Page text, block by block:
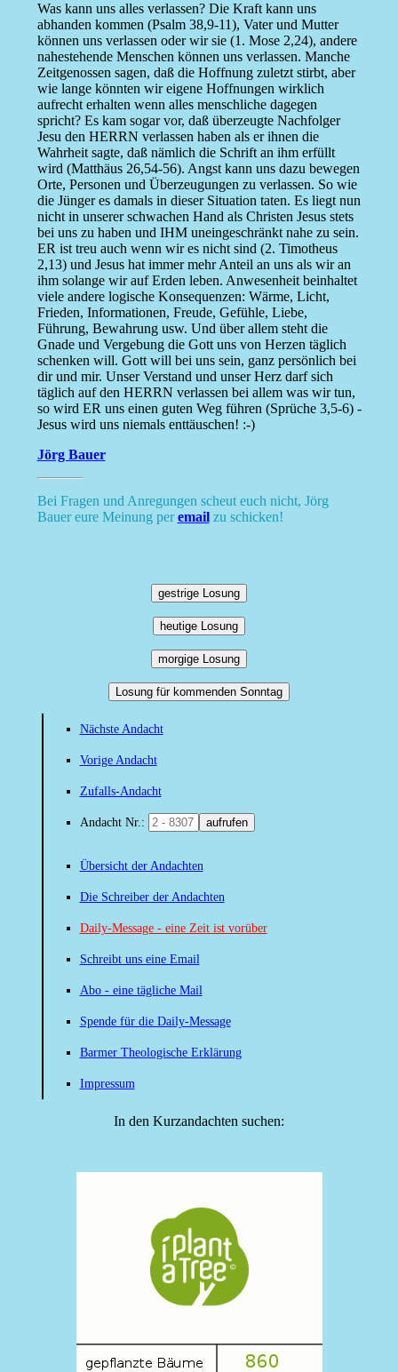
Was kann uns alles verlassen? Die Kraft kann uns
abhanden kommen (Psalm 38,9-11), Vater und Mutter
können uns verlassen oder wir sie (1. Mose 2,24), andere
nahestehende Menschen können uns verlassen. Manche
Zeitgenossen sagen, daß die Hoffnung zuletzt stirbt, aber
wie lange könnten wir eigene Hoffnungen wirklich
aufrecht erhalten wenn alles menschliche dagegen
spricht? Es kam sogar vor, daß überzeugte Nachfolger
Jesu den HERRN verlassen haben als er ihnen die
Wahrheit sagte, daß nämlich die Schrift an ihm erfüllt
wird (Matthäus 26,54-56). Angst kann uns dazu bewegen
Orte, Personen und Überzeugungen zu verlassen. So wie
die Jünger es damals in dieser Situation taten. Es liegt nun
nicht in unserer schwachen Hand als Christen Jesus stets
bei uns zu haben und IHM uneingeschränkt nahe zu sein.
ER ist treu auch wenn wir es nicht sind (2. Timotheus
2,13) und Jesus hat immer mehr Anteil an uns als wir an
ihm solange wir auf Erden leben. Anwesenheit beinhaltet
viele andere logische Konsequenzen: Wärme, Licht,
Frieden, Informationen, Freude, Gefühle, Liebe,
Führung, Bewahrung usw. Und über allem steht die
Gnade und Vergebung die Gott uns von Herzen täglich
schenken will. Gott will bei uns sein, ganz persönlich bei
dir und mir. Unser Verstand und unser Herz darf sich
täglich auf den HERRN verlassen bei allem was wir tun,
so wird ER uns einen guten Weg führen (Sprüche 3,5-6) -
Jesus wird uns niemals enttäuschen! :-)
Jörg Bauer
Bei Fragen und Anregungen scheut euch nicht, Jörg
Bauer eure Meinung peremailzu schicken!
gestrige Losung
heutige Losung
morgige Losung
Losung für kommenden Sonntag
Nächste Andacht
Vorige Andacht
Zufalls-Andacht
Andacht Nr.: aufrufen
Übersicht der Andachten
Die Schreiber der Andachten
Daily-Message - eine Zeit ist vorüber
Schreibt uns eine Email
Abo - eine tägliche Mail
Spende für die Daily-Message
Barmer Theologische Erklärung
Impressum
In den Kurzandachten suchen: